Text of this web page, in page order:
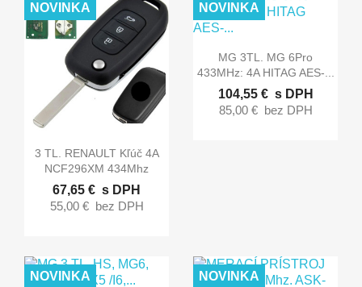
 Rýchly náhľad
3 TL. RENAULT Kľúč 4A
NCF296XM 434Mhz
67,65 € s DPH
55,00 € bez DPH
NOVINKA
 Rýchly náhľad
MG 3TL. MG 6Pro
433MHz: 4A HITAG AES-...
104,55 € s DPH
85,00 € bez DPH
NOVINKA
NOVINKA NOVINKA